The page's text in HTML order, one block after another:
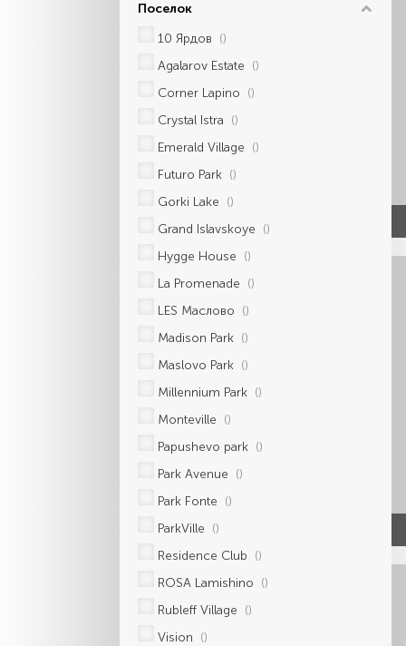
Поселок
10 Ярдов ()
Agalarov Estate ()
Corner Lapino ()
Crystal Istra ()
Emerald Village ()
Futuro Park ()
Gorki Lake ()
Grand Islavskoye ()
Hygge House ()
La Promenade ()
LES Маслово ()
Madison Park ()
Maslovo Park ()
Millennium Park ()
Monteville ()
Papushevo park ()
Park Avenue ()
Park Fonte ()
ParkVille ()
Residence Club ()
ROSA Lamishino ()
Rubleff Village ()
Vision ()